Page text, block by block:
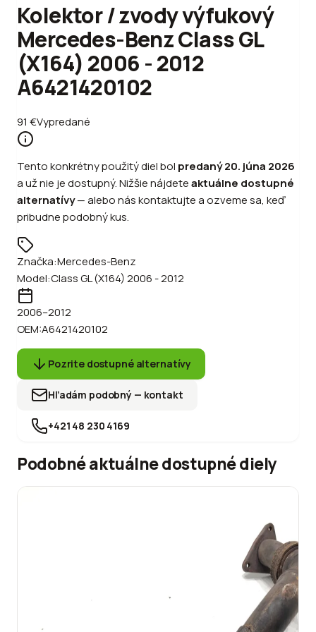
Kolektor / zvody výfukový
Mercedes-Benz Class GL
(X164) 2006 - 2012
A6421420102
91 €Vypredané
Tento konkrétny použitý diel bol predaný20. júna 2026
a už nie je dostupný. Nižšie nájdeteaktuálne dostupné
alternatívy—alebonás kontaktujte a ozveme sa, keď
pribudne podobný kus.
Značka:Mercedes-Benz
Model:Class GL (X164) 2006 - 2012
2006–2012
OEM:A6421420102
Pozrite dostupné alternatívy
Hľadám podobný — kontakt
+421 48 230 4169
Podobné aktuálne dostupné diely